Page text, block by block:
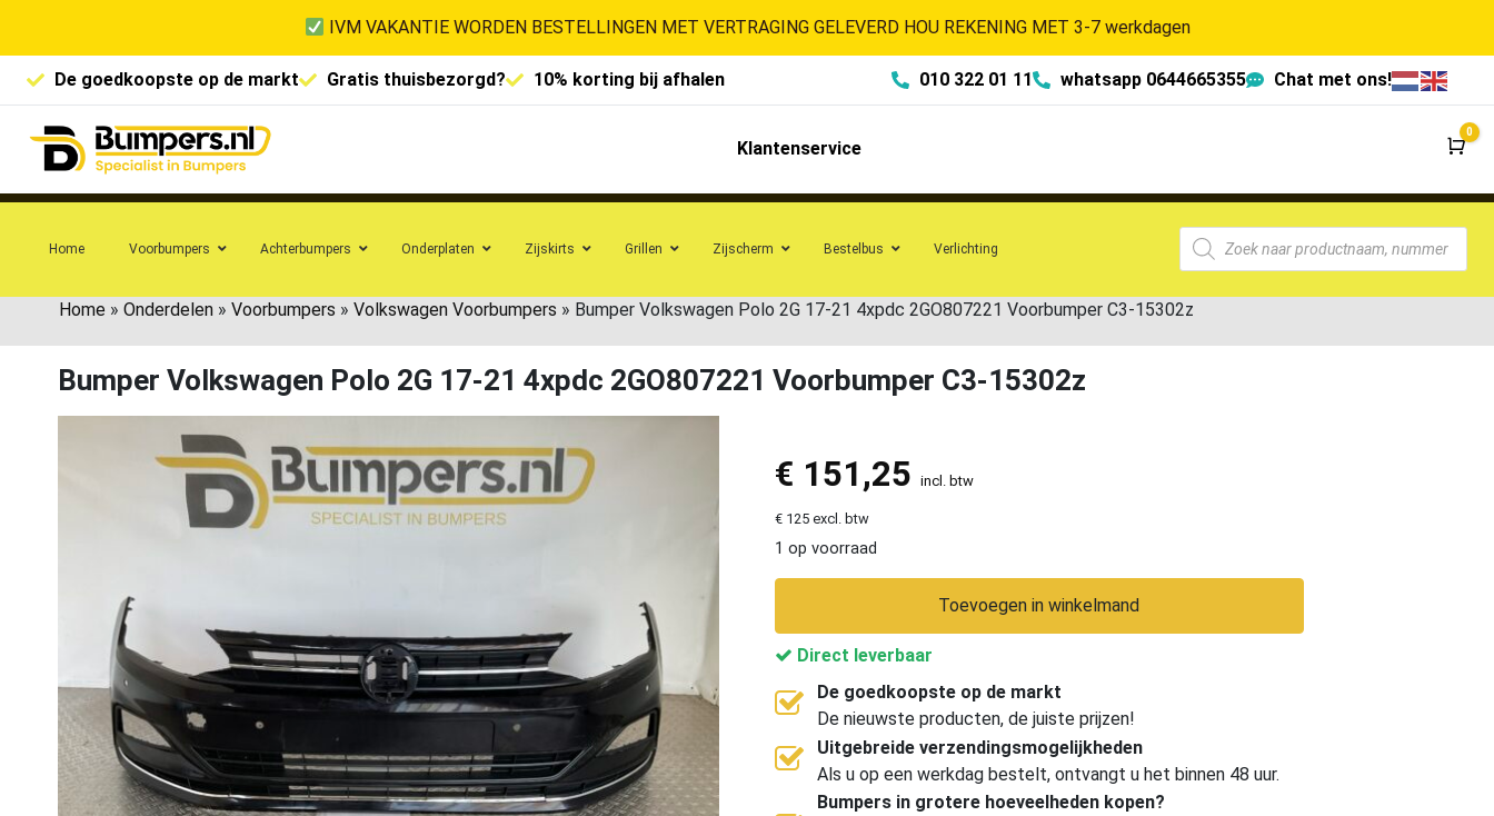
IVM VAKANTIE WORDEN BESTELLINGEN MET VERTRAGING GELEVERD HOU REKENING MET 3-7 werkdagen
De goedkoopste op de markt Gratis thuisbezorgd? 10% korting bij afhalen 010 322 01 11 whatsapp 0644665355 Chat met ons!
Klantenservice
0
Home Voorbumpers Achterbumpers Onderplaten Zijskirts Grillen Zijscherm Bestelbus Verlichting
Home » Onderdelen » Voorbumpers » Volkswagen Voorbumpers » Bumper Volkswagen Polo 2G 17-21 4xpdc 2GO807221 Voorbumper C3-15302z
Bumper Volkswagen Polo 2G 17-21 4xpdc 2GO807221 Voorbumper C3-15302z
€ 151,25 incl. btw
€ 125 excl. btw
1 op voorraad
Toevoegen in winkelmand
Direct leverbaar
De goedkoopste op de markt
De nieuwste producten, de juiste prijzen!
Uitgebreide verzendingsmogelijkheden
Als u op een werkdag bestelt, ontvangt u het binnen 48 uur.
Bumpers in grotere hoeveelheden kopen?